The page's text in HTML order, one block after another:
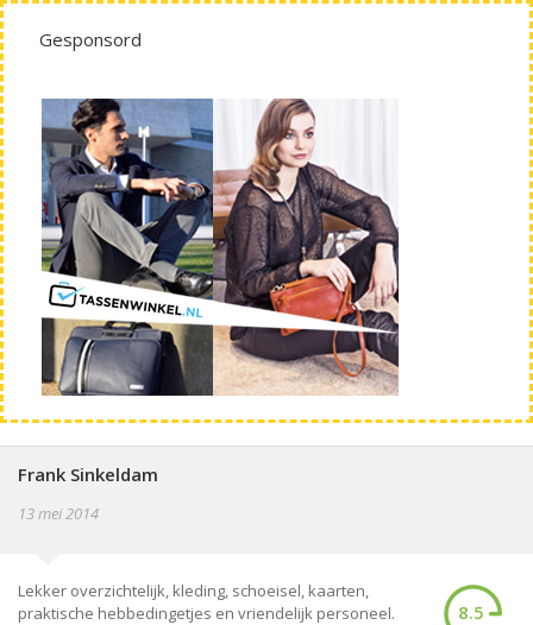
Gesponsord
Frank Sinkeldam
13 mei 2014
Lekker overzichtelijk, kleding, schoeisel, kaarten,
praktische hebbedingetjes en vriendelijk personeel.
8.5